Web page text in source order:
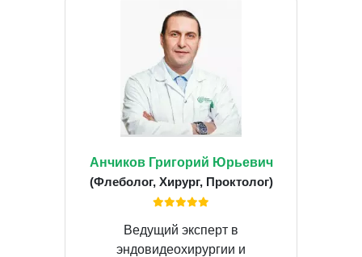
Анчиков Григорий Юрьевич
(Флеболог, Хирург, Проктолог)
Ведущий эксперт в
эндовидеохирургии и